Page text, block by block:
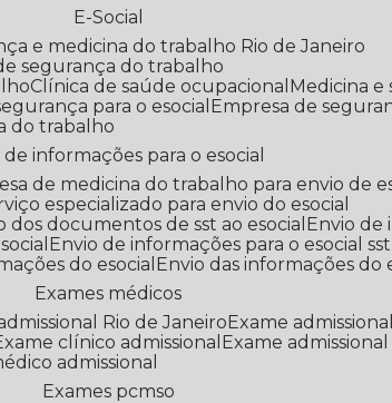
E-Social
e medicina do trabalho Rio de Janeiro
de segurança do trabalho
Clínica de saúde ocupacional
Medicina
para o esocial
Empresa de
do trabalho
de informações para o esocial
de medicina do trabalho para envio de
especializado para envio do esocial
dos documentos de sst ao esocial
Envio
Envio de informações para o esocial sst
do esocial
Envio das informações do
Exames médicos
Rio de Janeiro Exame
Exame clínico admissional
Exame
admissional
Exames pcmso